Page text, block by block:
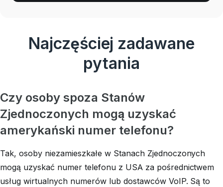
Najczęściej zadawane
pytania
Czy osoby spoza Stanów
Zjednoczonych mogą uzyskać
amerykański numer telefonu?
Tak, osoby niezamieszkałe w Stanach Zjednoczonych
mogą uzyskać numer telefonu z USA za pośrednictwem
usług wirtualnych numerów lub dostawców VoIP. Są to